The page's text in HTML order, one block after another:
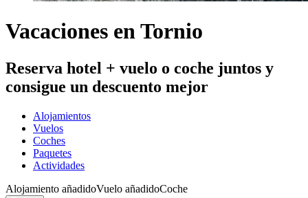
Vacaciones en Tornio
Reserva hotel + vuelo o coche juntos y
consigue un descuento mejor
Alojamientos
Vuelos
Coches
Paquetes
Actividades
Alojamiento añadidoVuelo añadidoCoche